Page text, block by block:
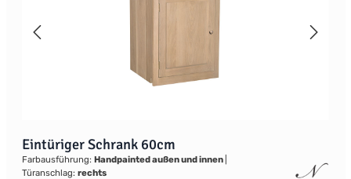
Eintüriger Schrank 60cm
Farbausführung: Handpainted außen und innen
Türanschlag: rechts